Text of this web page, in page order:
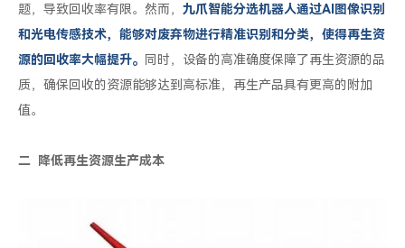
题，导致回收率有限。然而， 九爪智能分选机器人通过AI图像识别
和光电传感技术，能够对废弃物进行精准识别和分类，使得再生资
源的回收率大幅提升。 同时，设备的高准确度保障了再生资源的品
质，确保回收的资源能够达到高标准，再生产品具有更高的附加
值。
二 降低再生资源生产成本